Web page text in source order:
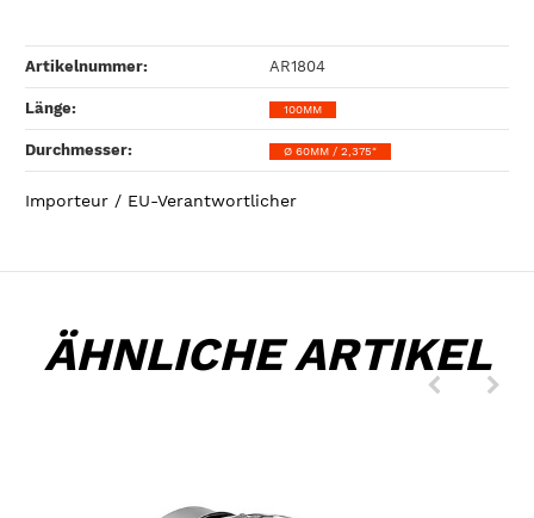
Artikelnummer: AR1804
Länge‍: 100MM
Durchmesser‍: Ø 60MM / 2,375"
Importeur / EU-Verantwortlicher
ÄHNLICHE ARTIKEL